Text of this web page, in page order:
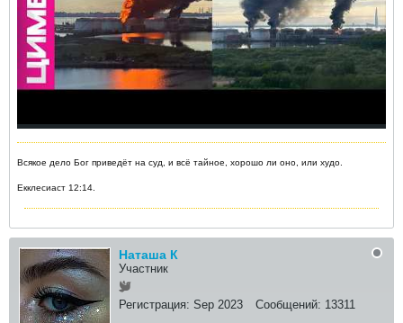
Всякое дело Бог приведёт на суд, и всё тайное, хорошо ли оно, или худо.
Екклесиаст 12:14.
Наташа К
Участник
Регистрация: Sep 2023 Сообщений: 13311